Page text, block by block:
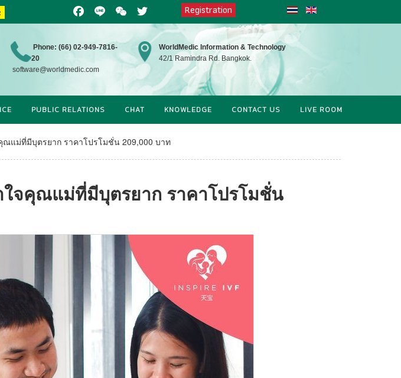
Facebook
Line WeChatTwitter
Registration
Phone: (66) 02-949-7816-
20
software@worldmedic.com
WorldMedic Information & Technology
42/1 Ramindra Rd. Bangkok.
PUBLIC RELATIONS CHAT KNOWLEDGE CONTACT US LIVE ROOM
คุณแม่ที่มีบุตรยาก ราคาโปรโมชั่น 209,000 บาท
ใจคุณแม่ที่มีบุตรยาก ราคาโปรโมชั่น